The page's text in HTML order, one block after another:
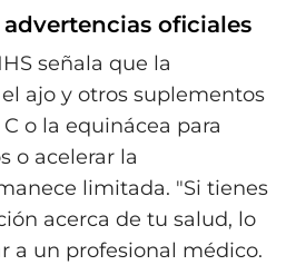
oficiales
señala que la
ajo y otros suplementos
o la equinácea para
o acelerar la
limitada. "Si tienes
acerca de tu salud, lo
a un profesional médico.